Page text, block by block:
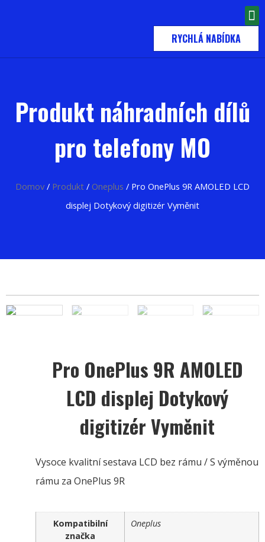
RYCHLÁ NABÍDKA
Produkt náhradních dílů
pro telefony MO
Domov / Produkt / Oneplus / Pro OnePlus 9R AMOLED LCD
displej Dotykový digitizér Vyměnit
Pro OnePlus 9R AMOLED
LCD displej Dotykový
digitizér Vyměnit
Vysoce kvalitní sestava LCD bez rámu / S výměnou
rámu za OnePlus 9R
Kompatibilní
značka
Oneplus